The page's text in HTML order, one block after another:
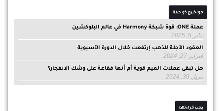
مواضيع ذو صلة
عملة ONE: قوة شبكة Harmony في عالم البلوكشين
يناير 5, 2025
العقود الآجلة للذهب إرتفعت خلال الدورة الآسيوية
فبراير 27, 2024
هل تبقى عملات الميم قوية أم أنها فقاعة على وشك الانفجار؟
أبريل 30, 2024
يجب قراءتها